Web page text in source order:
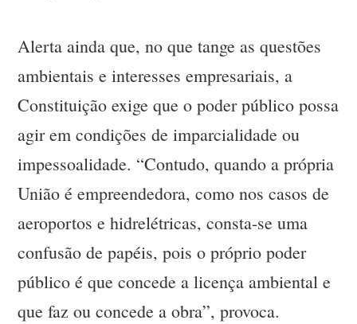
Alerta ainda que, no que tange as questões
ambientais e interesses empresariais, a
Constituição exige que o poder público possa
agir em condições de imparcialidade ou
impessoalidade. “Contudo, quando a própria
União é empreendedora, como nos casos de
aeroportos e hidrelétricas, consta-se uma
confusão de papéis, pois o próprio poder
público é que concede a licença ambiental e
que faz ou concede a obra”, provoca.